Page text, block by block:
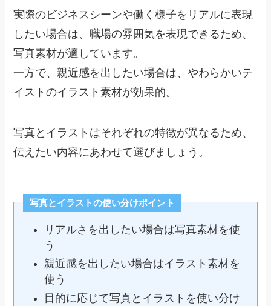
実際のビジネスシーンや働く様子をリアルに表現
したい場合は、職場の雰囲気を表現できるため、
写真素材が適しています。
一方で、親近感を出したい場合は、やわらかいテ
イストのイラスト素材が効果的。
写真とイラストはそれぞれの特徴が異なるため、
伝えたい内容にあわせて選びましょう。
写真とイラストの使い分けポイント
リアルさを出したい場合は写真素材を使
う
親近感を出したい場合はイラスト素材を
使う
目的に応じて写真とイラストを使い分け